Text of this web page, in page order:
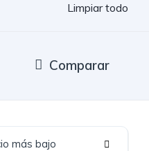
Limpiar todo
Comparar
más bajo